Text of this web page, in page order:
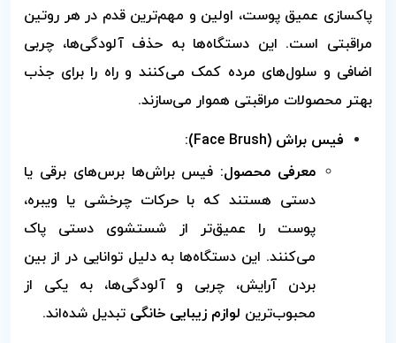
پاکسازی عمیق پوست، اولین و مهم‌ترین قدم در هر روتین
مراقبتی است. این دستگاه‌ها به حذف آلودگی‌ها، چربی
اضافی و سلول‌های مرده کمک می‌کنند و راه را برای جذب
بهتر محصولات مراقبتی هموار می‌سازند.
فیس براش (Face Brush):
معرفی محصول: فیس براش‌ها برس‌های برقی یا
دستی هستند که با حرکات چرخشی یا ویبره،
پوست را عمیق‌تر از شستشوی دستی پاک
می‌کنند. این دستگاه‌ها به دلیل توانایی در از بین
بردن آرایش، چربی و آلودگی‌ها، به یکی از
محبوب‌ترین لوازم زیبایی خانگی تبدیل شده‌اند.